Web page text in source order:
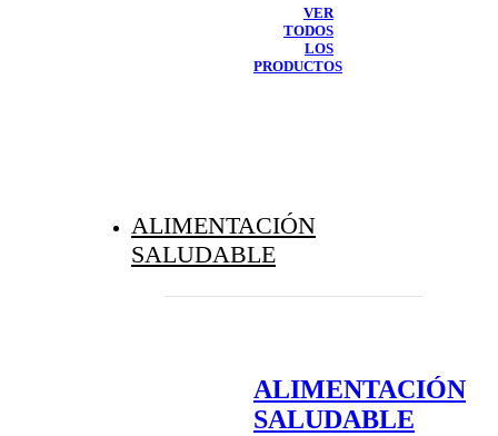
VER
TODOS
LOS
PRODUCTOS
ALIMENTACIÓN
SALUDABLE
ALIMENTACIÓN
SALUDABLE